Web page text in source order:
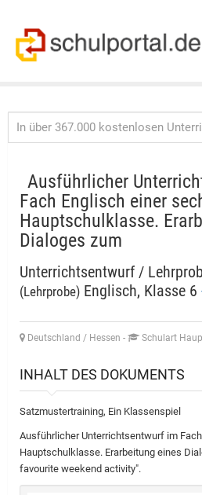
Ausführlicher
Fach Englisch einer
Hauptschulklasse.
Dialoges zum
Unterrichtsentwurf /
(Lehrprobe) Englisch, Klasse 6
Deutschland / Hessen - Schulart
INHALT DES DOKUMENTS
Satzmustertraining, Ein Klassenspiel
Ausführlicher Unterrichtsentwurf im
Hauptschulklasse. Erarbeitung eines
favourite weekend activity".